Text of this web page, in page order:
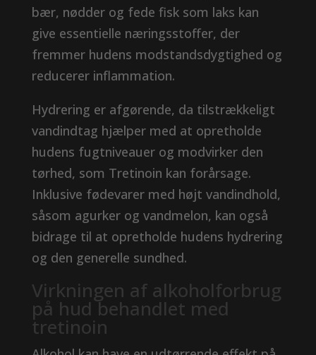
bær, nødder og fede fisk som laks kan
give essentielle næringsstoffer, der
fremmer hudens modstandsdygtighed og
reducerer inflammation.
Hydrering er afgørende, da tilstrækkeligt
vandindtag hjælper med at opretholde
hudens fugtniveauer og modvirker den
tørhed, som Tretinoin kan forårsage.
Inklusive fødevarer med højt vandindhold,
såsom agurker og vandmelon, kan også
bidrage til at opretholde hudens hydrering
og den generelle sundhed.
Virkningen af ​​alkoholforbrug
på hud behandlet med
tretinoin